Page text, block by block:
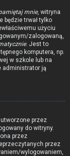
mnie, witryna
będzie trwał tylko
użyciu
zalogowaną,
. Jest to
komputera, np.
w szkole lub na
administrator ją
przez
do witryny.
przez
przez
wylogowaniem,